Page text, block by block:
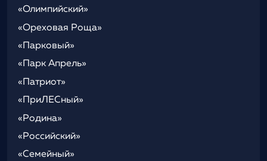
«Олимпийский»
«Ореховая Роща»
«Парковый»
«Парк Апрель»
«Патриот»
«ПриЛЕСный»
«Родина»
«Российский»
«Семейный»